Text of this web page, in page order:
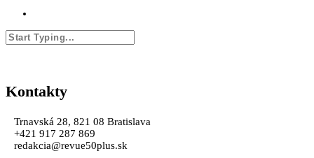
Kontakty
Trnavská 28, 821 08 Bratislava
+421 917 287 869
redakcia@revue50plus.sk